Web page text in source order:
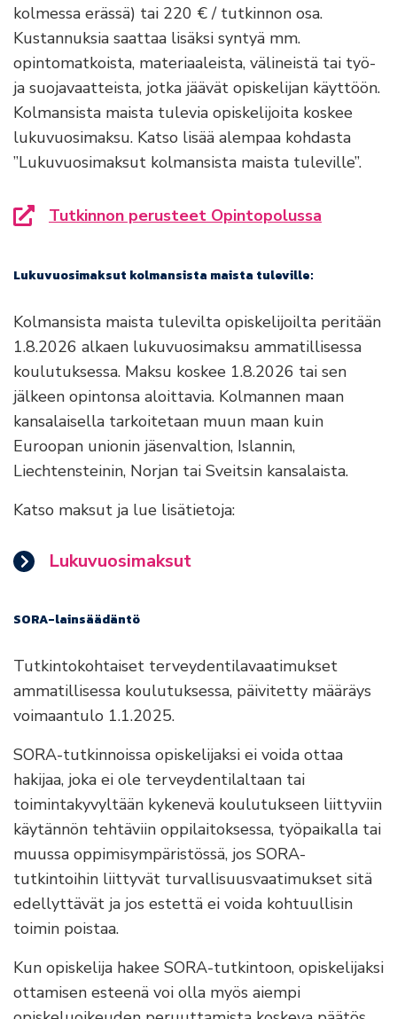
kolmessa erässä) tai 220 € / tutkinnon osa.
Kustannuksia saattaa lisäksi syntyä mm.
opintomatkoista, materiaaleista, välineistä tai työ-
ja suojavaatteista, jotka jäävät opiskelijan käyttöön.
Kolmansista maista tulevia opiskelijoita koskee
lukuvuosimaksu. Katso lisää alempaa kohdasta
”Lukuvuosimaksut kolmansista maista tuleville”.
Tutkinnon perusteet Opintopolussa
Siirryt toiselle sivustolle
Lukuvuosimaksut kolmansista maista tuleville:
Kolmansista maista tulevilta opiskelijoilta peritään
1.8.2026 alkaen lukuvuosimaksu ammatillisessa
koulutuksessa. Maksu koskee 1.8.2026 tai sen
jälkeen opintonsa aloittavia. Kolmannen maan
kansalaisella tarkoitetaan muun maan kuin
Euroopan unionin jäsenvaltion, Islannin,
Liechtensteinin, Norjan tai Sveitsin kansalaista.
Katso maksut ja lue lisätietoja:
Lukuvuosimaksut
SORA-lainsäädäntö
Tutkintokohtaiset terveydentilavaatimukset
ammatillisessa koulutuksessa, päivitetty määräys
voimaantulo 1.1.2025.
SORA-tutkinnoissa opiskelijaksi ei voida ottaa
hakijaa, joka ei ole terveydentilaltaan tai
toimintakyvyltään kykenevä koulutukseen liittyviin
käytännön tehtäviin oppilaitoksessa, työpaikalla tai
muussa oppimisympäristössä, jos SORA-
tutkintoihin liittyvät turvallisuusvaatimukset sitä
edellyttävät ja jos estettä ei voida kohtuullisin
toimin poistaa.
Kun opiskelija hakee SORA-tutkintoon, opiskelijaksi
ottamisen esteenä voi olla myös aiempi